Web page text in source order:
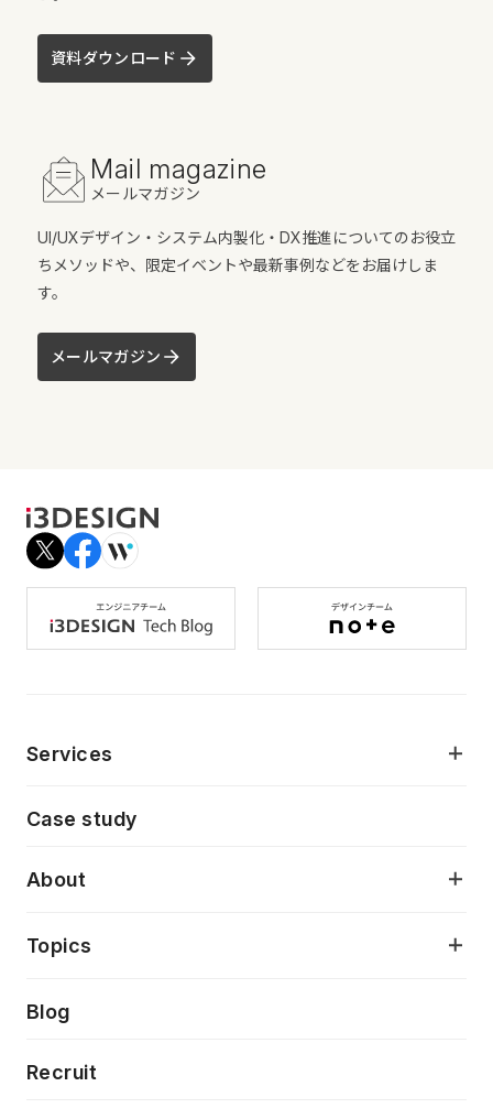
資料ダウンロード
Mail magazine
メールマガジン
UI/UXデザイン・システム内製化・DX推進についてのお役立
ちメソッドや、限定イベントや最新事例などをお届けしま
す。
メールマガジン
Services
AI駆動開発支援
モダナイゼーション
特徴量エンジニアリングと生成AI
フロントエンド開発
Case study
About
当社が目指しているもの
Topics
Press release
News
Blog
Recruit